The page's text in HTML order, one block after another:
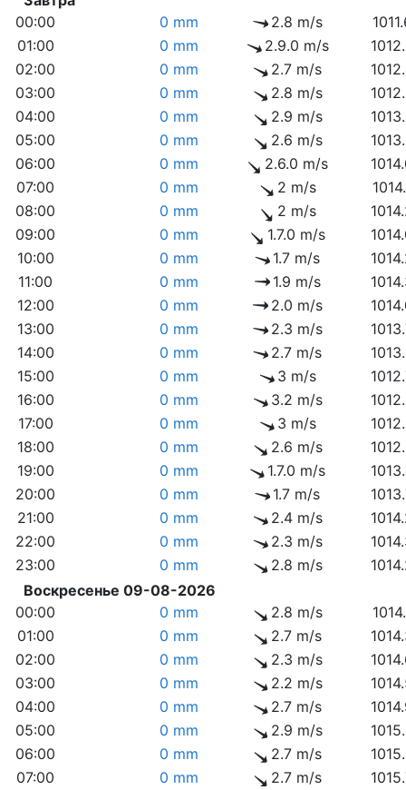
00:00
0 mm 2.8 m/s
01:00
0 mm 2.9.0 m/s
02:00
0 mm 2.7 m/s
03:00
0 mm 2.8 m/s
04:00
0 mm 2.9 m/s
05:00
0 mm 2.6 m/s
06:00
0 mm 2.6.0 m/s
07:00
0 mm 2 m/s
08:00
0 mm 2 m/s
09:00
0 mm 1.7.0 m/s
10:00
0 mm 1.7 m/s
11:00
0 mm 1.9 m/s
12:00
0 mm 2.0 m/s
13:00
0 mm 2.3 m/s
14:00
0 mm 2.7 m/s
15:00
0 mm 3 m/s
16:00
0 mm 3.2 m/s
17:00
0 mm 3 m/s
18:00
0 mm 2.6 m/s
19:00
0 mm 1.7.0 m/s
20:00
0 mm 1.7 m/s
21:00
0 mm 2.4 m/s
22:00
0 mm 2.3 m/s
23:00
0 mm 2.8 m/s
Воскресенье 09-08-2026
00:00
0 mm 2.8 m/s
01:00
0 mm 2.7 m/s
02:00
0 mm 2.3 m/s
03:00
0 mm 2.2 m/s
04:00
0 mm 2.7 m/s
05:00
0 mm 2.9 m/s
06:00
0 mm 2.7 m/s
07:00
0 mm 2.7 m/s